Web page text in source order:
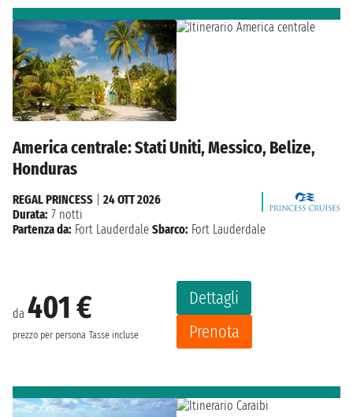
America centrale: Stati Uniti, Messico, Belize,
Honduras
da 401 €
prezzo per persona Tasse incluse
Dettagli
Prenota
REGAL PRINCESS
24 OTT 2026
Durata: 7 notti
Partenza da: Fort Lauderdale Sbarco: Fort Lauderdale